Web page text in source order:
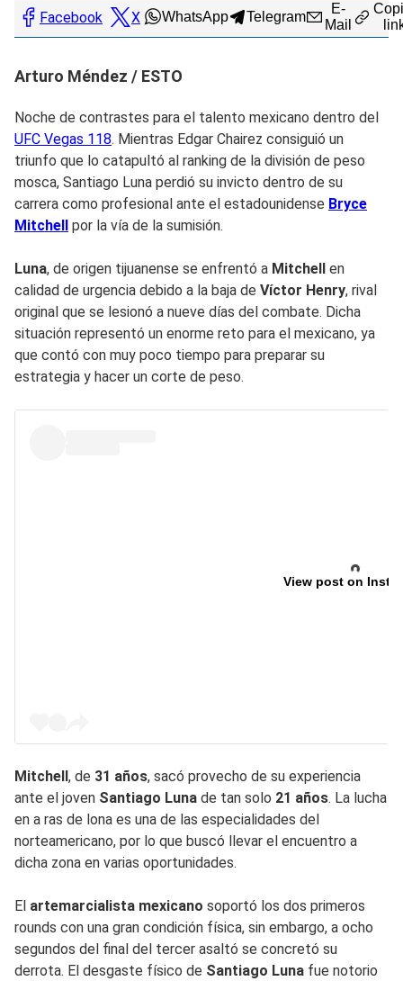
Facebook X WhatsApp Telegram
E-
Mail
Arturo Méndez / ESTO
Noche de contrastes para el talento mexicano dentro del
UFC Vegas 118. Mientras Edgar Chairez consiguió un
triunfo que lo catapultó al ranking de la división de peso
mosca, Santiago Luna perdió su invicto dentro de su
carrera como profesional ante el estadounidense Bryce
Mitchell por la vía de la sumisión.
Luna, de origen tijuanense se enfrentó a Mitchell en
calidad de urgencia debido a la baja de Víctor Henry, rival
original que se lesionó a nueve días del combate. Dicha
situación representó un enorme reto para el mexicano, ya
que contó con muy poco tiempo para preparar su
estrategia y hacer un corte de peso.
View post on
Mitchell, de 31 años, sacó provecho de su experiencia
ante el joven Santiago Luna de tan solo 21 años. La lucha
en a ras de lona es una de las especialidades del
norteamericano, por lo que buscó llevar el encuentro a
dicha zona en varias oportunidades.
El artemarcialista mexicano soportó los dos primeros
rounds con una gran condición física, sin embargo, a ocho
segundos del final del tercer asaltó se concretó su
derrota. El desgaste físico de Santiago Luna fue notorio